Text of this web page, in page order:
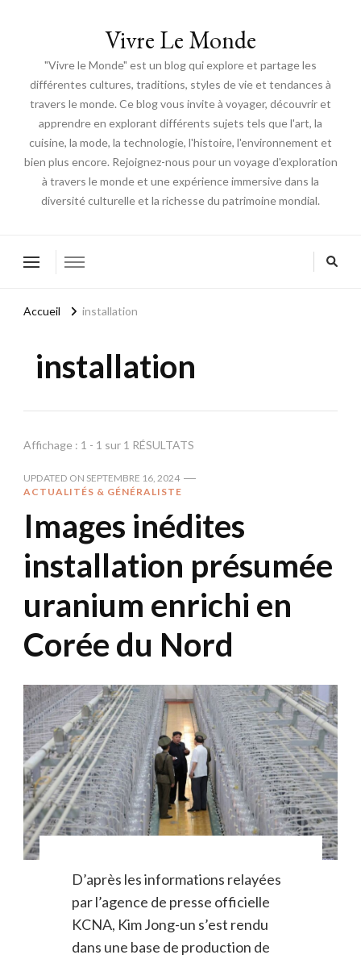
Vivre Le Monde
"Vivre le Monde" est un blog qui explore et partage les
différentes cultures, traditions, styles de vie et tendances à
travers le monde. Ce blog vous invite à voyager, découvrir et
apprendre en explorant différents sujets tels que l'art, la
cuisine, la mode, la technologie, l'histoire, l'environnement et
bien plus encore. Rejoignez-nous pour un voyage d'exploration
à travers le monde et une expérience immersive dans la
diversité culturelle et la richesse du patrimoine mondial.
Accueil installation
installation
Affichage : 1 - 1 sur 1 RÉSULTATS
UPDATED ON SEPTEMBRE 16, 2024
ACTUALITÉS & GÉNÉRALISTE
Images inédites
installation présumée
uranium enrichi en
Corée du Nord
D’après les informations relayées
par l’agence de presse officielle
KCNA, Kim Jong-un s’est rendu
dans une base de production de